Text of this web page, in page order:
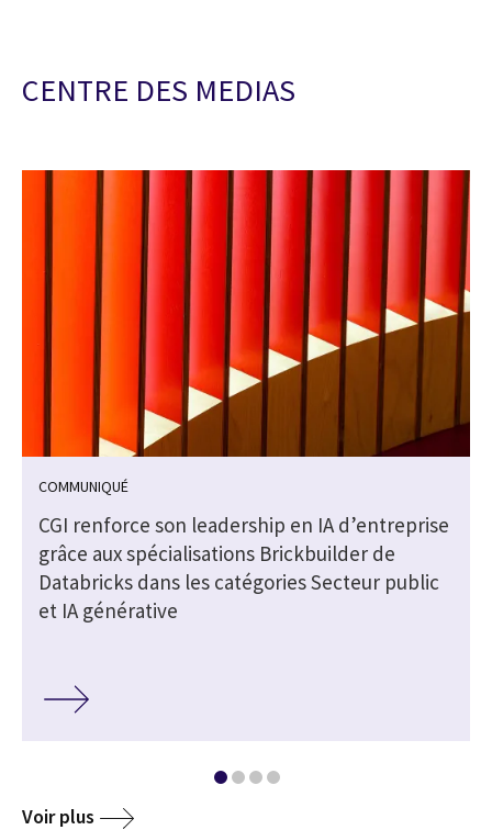
CENTRE DES MEDIAS
COMMUNIQUÉ
CGI renforce son leadership en IA d’entreprise
grâce aux spécialisations Brickbuilder de
Databricks dans les catégories Secteur public
et IA générative
Voir plus